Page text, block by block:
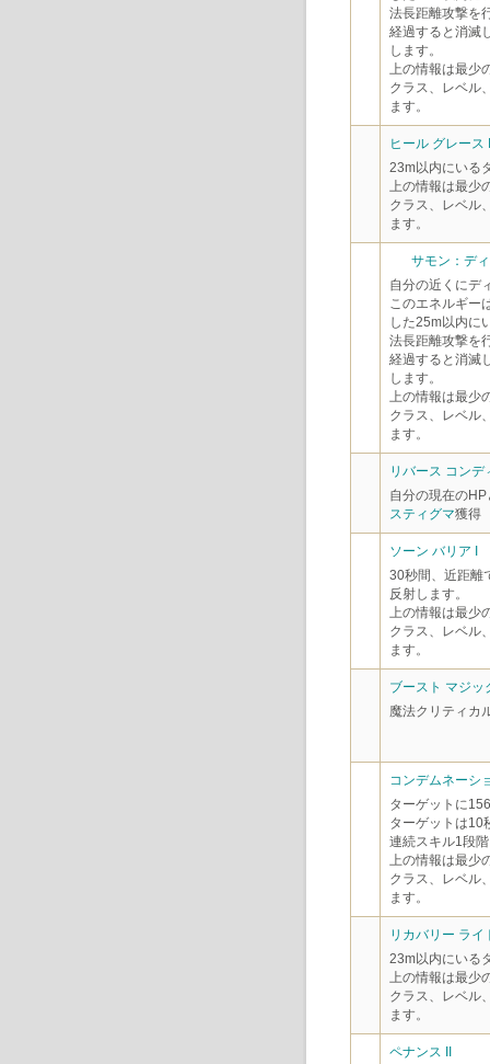
法長距離攻撃を
経過すると消滅
します。
上の情報は最少
クラス、レベル
ます。
ヒール グレース
23m以内にいる
上の情報は最少
クラス、レベル
ます。
サモン：デ
自分の近くにデ
このエネルギー
した25m以内に
法長距離攻撃を
経過すると消滅
します。
上の情報は最少
クラス、レベル
ます。
リバース コンデ
自分の現在の
スティグマ獲得
ソーン バリア I
30秒間、近距離
反射します。
上の情報は最少
クラス、レベル
ます。
ブースト マジッ
魔法クリティカ
コンデムネーシ
ターゲットに
ターゲットは10
連続スキル1段階
上の情報は最少
クラス、レベル
ます。
リカバリー ライ
23m以内にいる
上の情報は最少
クラス、レベル
ます。
ペナンス II